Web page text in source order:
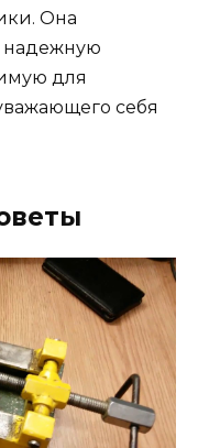
Она
надежную
для
себя